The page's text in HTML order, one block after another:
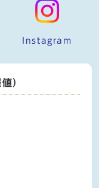
Instagram
）